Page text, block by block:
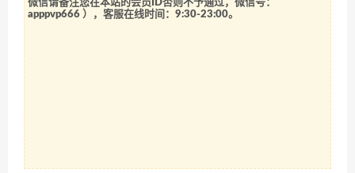
微信请备注您在本站的会员ID否则不予通过，微信号：
apppvp666 ），客服在线时间：9:30-23:00。